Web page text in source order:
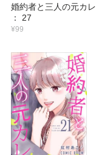
婚約者と三人の元カレ
： 27
¥99